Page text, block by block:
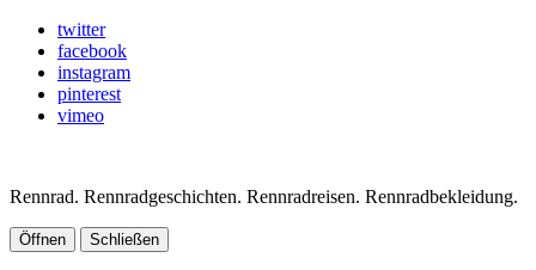
twitter
facebook
instagram
pinterest
vimeo
Rennrad. Rennradgeschichten. Rennradreisen. Rennradbekleidung.
Öffnen Schließen